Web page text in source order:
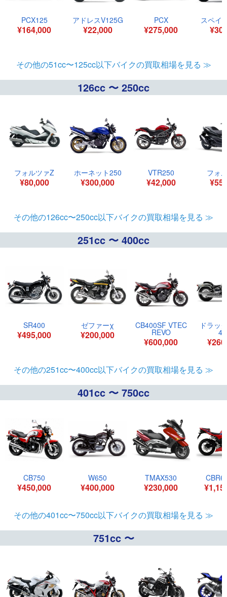
PCX125
¥164,000
アドレスV125G
¥22,000
PCX
¥275,000
スペイ
その他の51cc〜125cc以下バイクの買取相場を見る ≫
126cc 〜 250cc
フォルツァZ
¥80,000
ホーネット250
¥300,000
VTR250
¥42,000
フォ
その他の126cc〜250cc以下バイクの買取相場を見る ≫
251cc 〜 400cc
SR400
¥495,000
ゼファーχ
¥200,000
CB400SF VTEC
REVO
¥600,000
ドラッ
その他の251cc〜400cc以下バイクの買取相場を見る ≫
401cc 〜 750cc
CB750
¥450,000
W650
¥400,000
TMAX530
¥230,000
その他の401cc〜750cc以下バイクの買取相場を見る ≫
751cc 〜